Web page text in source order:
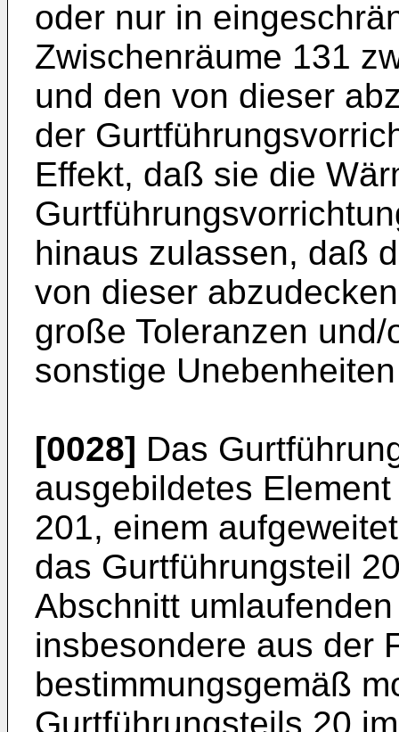
oder nur in
Zwischenräume 131
und den von dieser
der
Effekt, daß sie die
hinaus zulassen, daß
von dieser
große Toleranzen
sonstige
[0028] Das
ausgebildetes
201, einem
das Gurtführungsteil
Abschnitt
insbesondere aus der
bestimmungsgemäß
Gurtführungsteils 20